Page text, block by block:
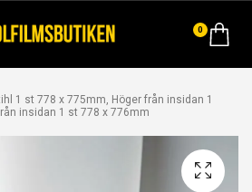
0
1 st 778 x 775mm, Höger från insidan 1
insidan 1 st 778 x 776mm